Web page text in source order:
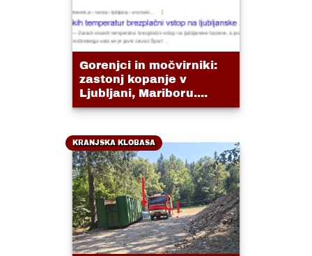
Gorenjci in močvirniki:
zastonj kopanje v
Ljubljani, Mariboru....
KRANJSKA KLOBASA